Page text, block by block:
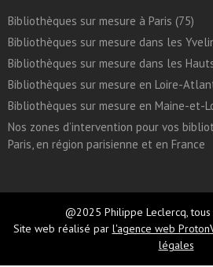
Bibliothèques sur mesure à Paris (75)
Bibliothèques sur mesure dans les
Bibliothèques sur mesure dans les
Bibliothèques sur mesure en Loire-
Bibliothèques sur mesure en Maine-et-
Nos zones d’intervention pour vos
Paris, en région parisienne et en France
@2025 Philippe Leclercq,
Site web réalisé par l'agence web
légales